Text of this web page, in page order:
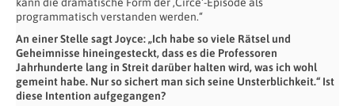
programmatisch verstanden werden.“
An einer Stelle sagt Joyce: „Ich habe so viele Rätsel und
Geheimnisse hineingesteckt, dass es die Professoren
Jahrhunderte lang in Streit darüber halten wird, was ich wohl
gemeint habe. Nur so sichert man sich seine Unsterblichkeit.“ Ist
diese Intention aufgegangen?